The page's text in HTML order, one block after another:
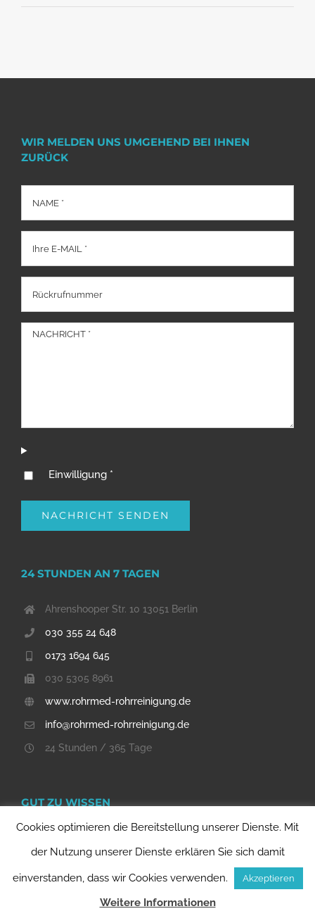
WIR MELDEN UNS UMGEHEND BEI IHNEN
ZURÜCK
Einwilligung *
24 STUNDEN AN 7 TAGEN
Ahrenshooper Str. 10 13051 Berlin
030 355 24 648
0173 1694 645
030 5305 8961
www.rohrmed-rohrreinigung.de
info@rohrmed-rohrreinigung.de
24 Stunden / 365 Tage
GUT ZU WISSEN
Datenschutzerklärung
Cookies optimieren die Bereitstellung unserer Dienste. Mit
der Nutzung unserer Dienste erklären Sie sich damit
einverstanden, dass wir Cookies verwenden. Akzeptieren
Weitere Informationen